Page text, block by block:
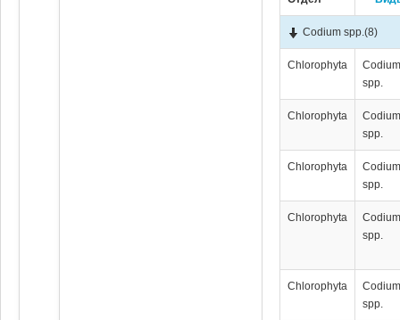
Codium spp.(8)
Chlorophyta
spp.
Chlorophyta
spp.
Chlorophyta
spp.
Chlorophyta
spp.
Chlorophyta
spp.